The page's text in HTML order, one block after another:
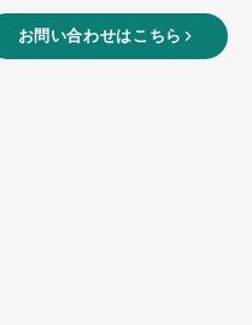
お問い合わせはこちら